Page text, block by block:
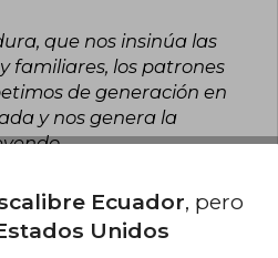
que nos insinúa las
familiares, los patrones
de generación en
y nos genera la
Ecuador, pero
Unidos